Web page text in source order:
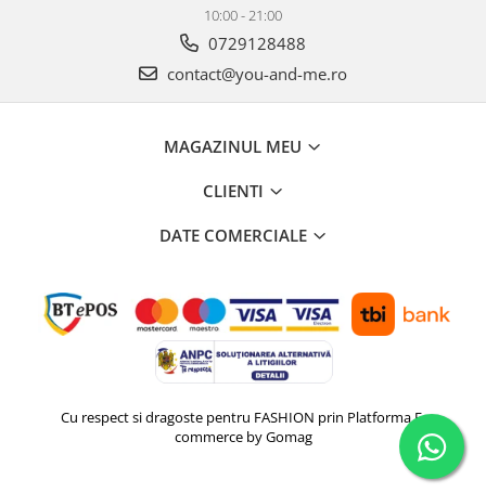
10:00 - 21:00
0729128488
contact@you-and-me.ro
MAGAZINUL MEU
CLIENTI
DATE COMERCIALE
Cu respect si dragoste pentru FASHION prin Platforma E-
commerce by Gomag